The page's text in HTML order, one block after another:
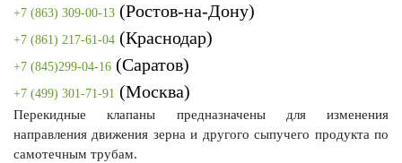
+7 (863) 309-00-13 (Ростов-на-Дону)
+7 (861) 217-61-04 (Краснодар)
+7 (845)299-04-16 (Саратов)
+7 (499) 301-71-91 (Москва)
Перекидные клапаны предназначены для изменения
направления движения зерна и другого сыпучего продукта по
самотечным трубам.